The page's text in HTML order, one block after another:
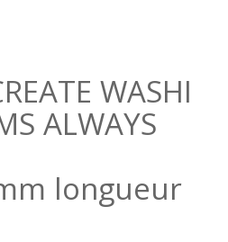
WASHI
ALWAYS
longueur